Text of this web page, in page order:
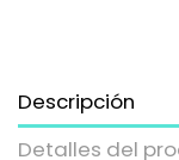
Descripción
Detalles del